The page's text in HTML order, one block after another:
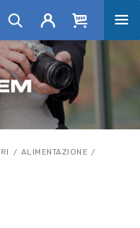
ALIMENTAZIONE